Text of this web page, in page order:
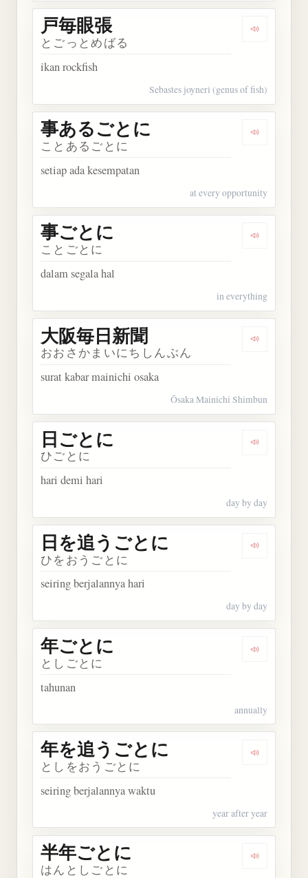
Dengarkan
戸毎眼張
とごっとめばる
ikan rockfish
Sebastes joyneri (genus of fish)
Dengarkan
事あるごとに
ことあるごとに
setiap ada kesempatan
at every opportunity
Dengarkan
事ごとに
ことごとに
dalam segala hal
in everything
Dengarkan
大阪毎日新聞
おおさかまいにちしんぶん
surat kabar mainichi osaka
Ōsaka Mainichi Shimbun
Dengarkan
日ごとに
ひごとに
hari demi hari
day by day
Dengarkan
日を追うごとに
ひをおうごとに
seiring berjalannya hari
day by day
Dengarkan
年ごとに
としごとに
tahunan
annually
Dengarkan
年を追うごとに
としをおうごとに
seiring berjalannya waktu
year after year
Dengarkan
半年ごとに
はんとしごとに